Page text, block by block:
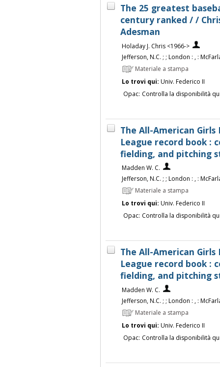
The 25 greatest
century ranked / /
Adesman
Holaday J. Chris <1966->
Jefferson, N.C. ; ; London : , :
Materiale a stampa
Lo trovi qui: Univ. Federico II
Opac: Controlla la disponibilità
The All-American
League record book :
fielding, and pitching
Madden W. C.
Jefferson, N.C. ; ; London : , :
Materiale a stampa
Lo trovi qui: Univ. Federico II
Opac: Controlla la disponibilità
The All-American
League record book :
fielding, and pitching
Madden W. C.
Jefferson, N.C. ; ; London : , :
Materiale a stampa
Lo trovi qui: Univ. Federico II
Opac: Controlla la disponibilità